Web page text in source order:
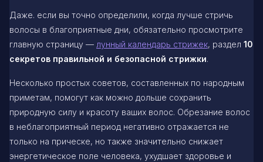
Даже. если вы точно определили, когда лучше стричь
волосы в благоприятные дни, обязательно просмотрите
главную страницу — лунный календарь стрижек, раздел 10
секретов правильной и безопасной стрижки.
Несколько простых советов, составленных по народным
приметам, помогут как можно дольше сохранить
природную силу и красоту ваших волос. Обрезание волос
в неблагоприятный период негативно отражается не
только на прическе, но также значительно снижает
энергетическое поле человека, ухудшает здоровье и